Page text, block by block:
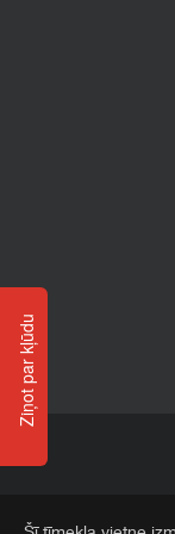
Ziņot par kļūdu